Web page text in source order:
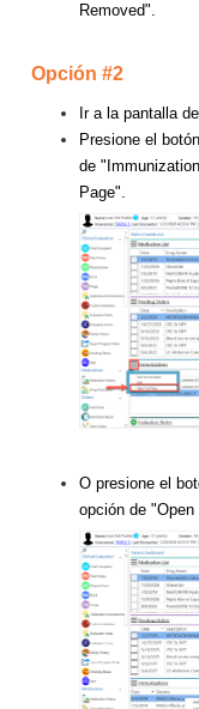
Removed".
Opción #2
Ir a la pantalla
Presione el
de
Page".
O presione el
opción de "Open